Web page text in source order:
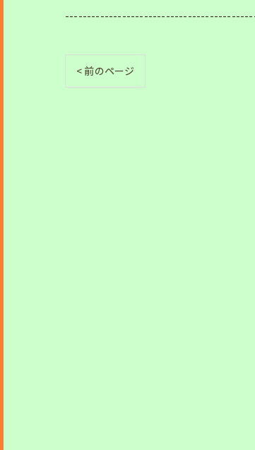
< 前のページ